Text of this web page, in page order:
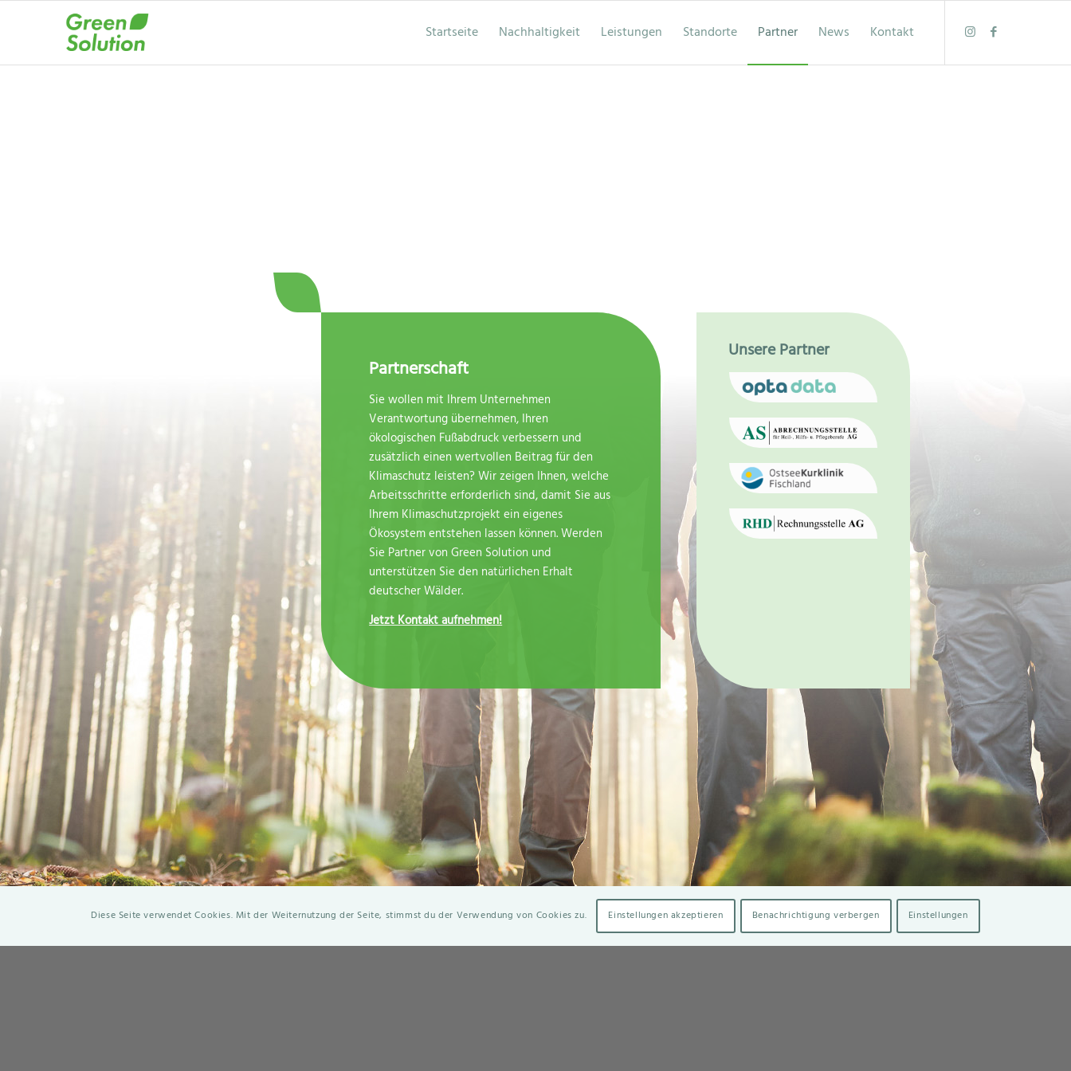
Startseite Nachhaltigkeit Leistungen Standorte Partner News Kontakt
Partnerschaft
Sie wollen mit Ihrem Unternehmen
Verantwortung übernehmen, Ihren
ökologischen Fußabdruck verbessern und
zusätzlich einen wertvollen Beitrag für den
Klimaschutz leisten? Wir zeigen Ihnen, welche
Arbeitsschritte erforderlich sind, damit Sie aus
Ihrem Klimaschutzprojekt ein eigenes
Ökosystem entstehen lassen können. Werden
Sie Partner von Green Solution und
unterstützen Sie den natürlichen Erhalt
deutscher Wälder.
Jetzt Kontakt aufnehmen!
Unsere Partner
Diese Seite verwendet Cookies. Mit der Weiternutzung der Seite, stimmst du der Verwendung von Cookies zu. Einstellungen akzeptieren Benachrichtigung verbergen Einstellungen